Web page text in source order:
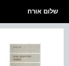
שלום אורח